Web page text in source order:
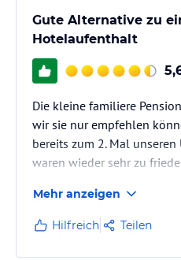
Gute Alternative zu
Hotelaufenthalt
Die kleine familiere
wir sie nur empfehlen
bereits zum 2. Mal
waren wieder sehr zu
wiederkommen.
Da wir Toastbrot nicht
deutschen oder schweizer
Mehr anzeigen
Hilfreich Teilen